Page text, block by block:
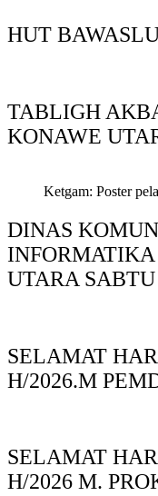
HUT
TABLIGH
KONAWE
Ketgam: Poster
DINAS
UTARA
SELAMAT
H/2026.M
SELAMAT
H/2026 M.